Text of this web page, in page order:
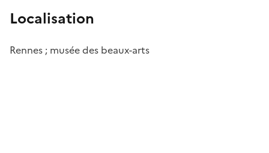
Localisation
Rennes ; musée des beaux-arts